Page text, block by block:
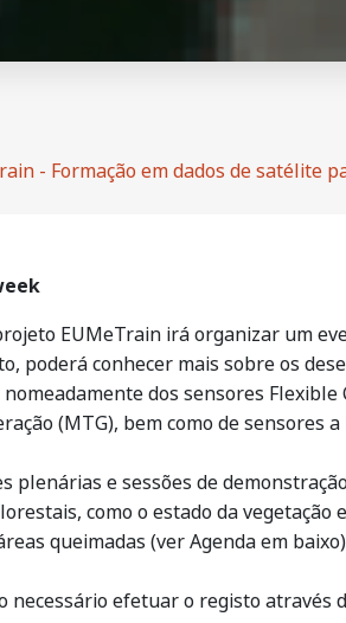
- Formação em dados de satélite
EUMeTrain irá organizar um
poderá conhecer mais sobre os
dos sensores
(MTG), bem como de sensores
plenárias e sessões de
como o estado da
queimadas (ver Agenda em
necessário efetuar o registo através